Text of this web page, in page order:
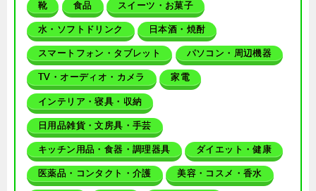
靴 食品 スイーツ・お菓子
水・ソフトドリンク 日本酒・焼酎
スマートフォン・タブレット パソコン・周辺機器
TV・オーディオ・カメラ 家電
インテリア・寝具・収納
日用品雑貨・文房具・手芸
キッチン用品・食器・調理器具 ダイエット・健康
医薬品・コンタクト・介護 美容・コスメ・香水